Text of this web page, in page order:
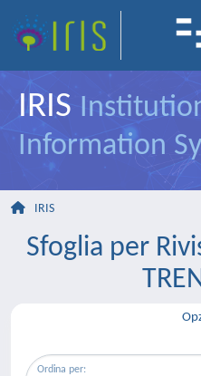
IRIS
Information
IRIS
Sfoglia per
Ordina per: